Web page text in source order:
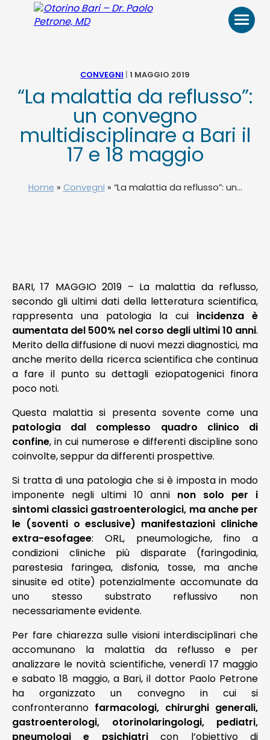
Otorino
MD
HOME
BIO
VIDEO
NEWS
TELEFONO E CONTATTI
CONVEGNI 1 MAGGIO 2019
“La malattia da reflusso”:
un convegno
multidisciplinare a Bari il
17 e 18 maggio
Home » Convegni » “La malattia da reflusso”: un...
BARI, 17 MAGGIO 2019 – La malattia da reflusso,
secondo gli ultimi dati della letteratura scientifica,
rappresenta una patologia la cui incidenza è
aumentata del 500% nel corso degli ultimi 10 anni.
Merito della diffusione di nuovi mezzi diagnostici, ma
anche merito della ricerca scientifica che continua
a fare il punto su dettagli eziopatogenici finora
poco noti.
Questa malattia si presenta sovente come una
patologia dal complesso quadro clinico di
confine, in cui numerose e differenti discipline sono
coinvolte, seppur da differenti prospettive.
Si tratta di una patologia che si è imposta in modo
imponente negli ultimi 10 anni non solo per i
sintomi classici gastroenterologici, ma anche per
le (soventi o esclusive) manifestazioni cliniche
extra-esofagee: ORL, pneumologiche, fino a
condizioni cliniche più disparate (faringodinia,
parestesia faringea, disfonia, tosse, ma anche
sinusite ed otite) potenzialmente accomunate da
uno stesso substrato reflussivo non
necessariamente evidente.
Per fare chiarezza sulle visioni interdisciplinari che
accomunano la malattia da reflusso e per
analizzare le novità scientifiche, venerdì 17 maggio
e sabato 18 maggio, a Bari, il dottor Paolo Petrone
ha organizzato un convegno in cui si
confronteranno farmacologi, chirurghi generali,
gastroenterologi, otorinolaringologi, pediatri,
pneumologi e psichiatricon l’obiettivo di